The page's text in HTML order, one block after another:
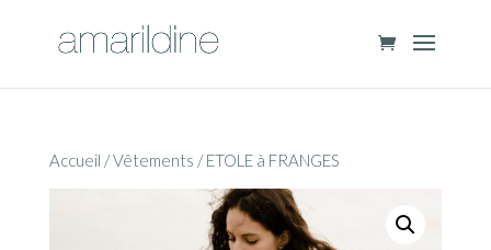
Accueil /Vêtements / ETOLE à FRANGES